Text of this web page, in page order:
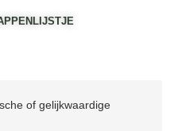
of gelijkwaardige